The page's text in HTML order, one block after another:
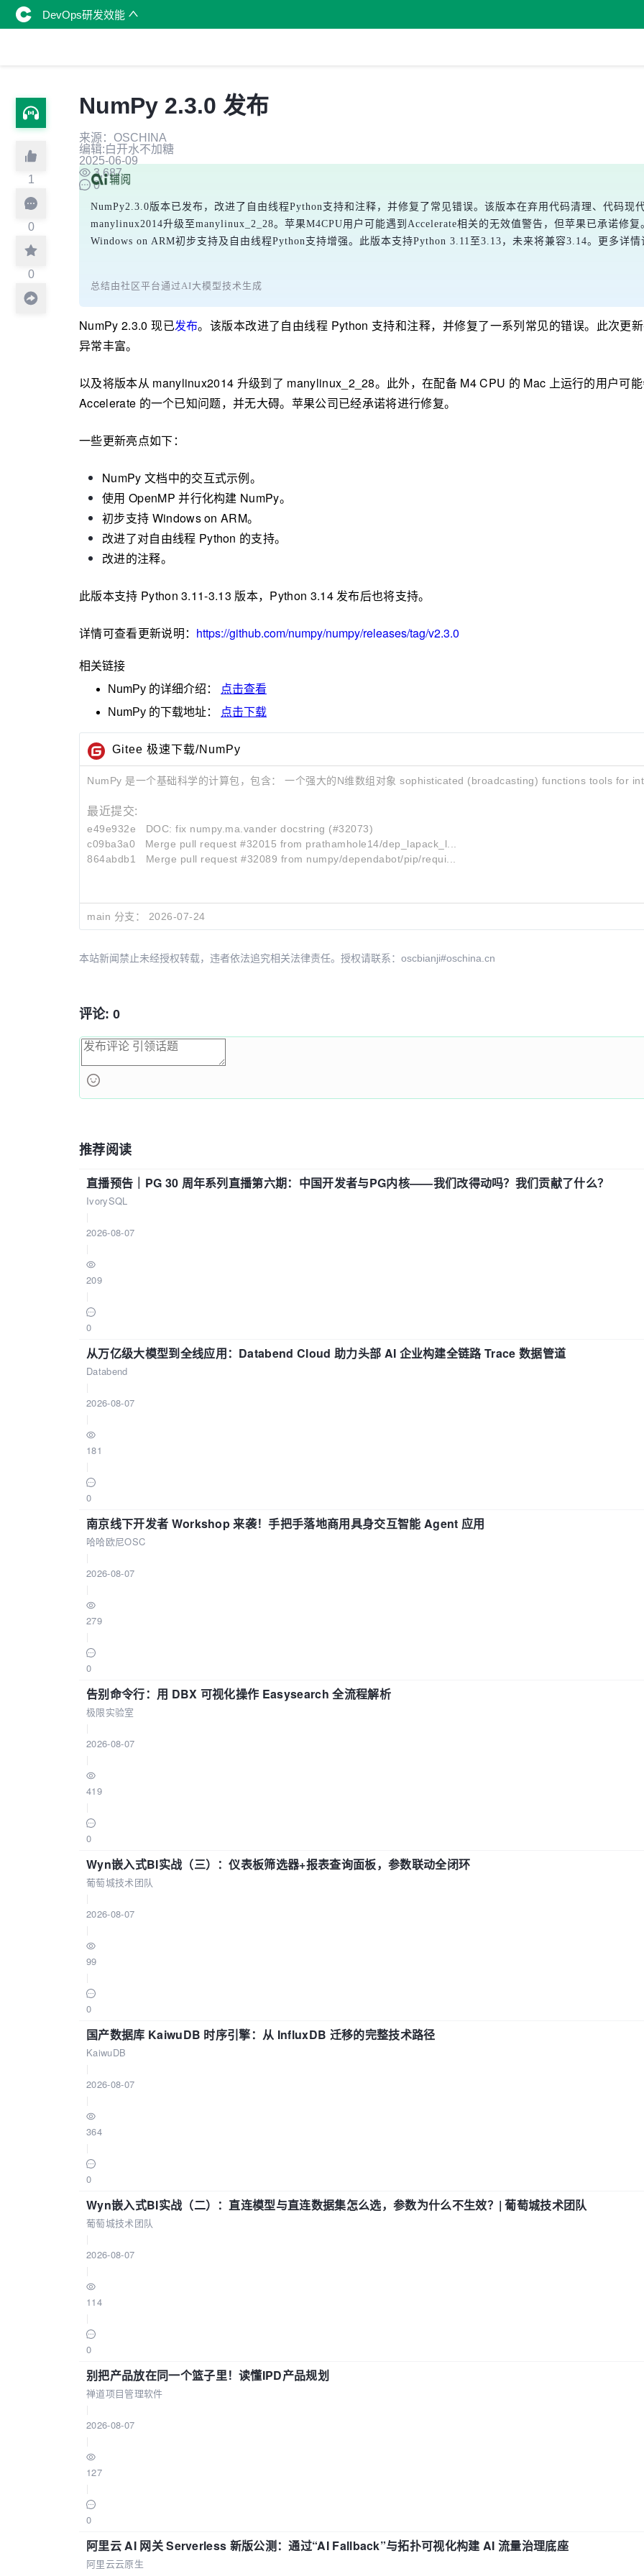
DevOps研发效能
1
0
0
NumPy 2.3.0 发布
来源：OSCHINA
编辑:白开水不加糖
2025-06-09
3,687
0
NumPy2.3.0版本已发布，改进了自由线程Python支持和注释，并修复了常见错误。该版本在弃用代码清理、代码现
manylinux2014升级至manylinux_2_28。苹果M4CPU用户可能遇到Accelerate相关的无效值警告，但苹果已承诺修
Windows on ARM初步支持及自由线程Python支持增强。此版本支持Python 3.11至3.13，未来将兼容3.14。更多详情
总结由社区平台通过AI大模型技术生成
NumPy 2.3.0 现已发布。该版本改进了自由线程 Python 支持和注释，并修复了一系列常见的错误。此次更
异常丰富。
以及将版本从 manylinux2014 升级到了 manylinux_2_28。此外，在配备 M4 CPU 的 Mac 上运行的用户可
Accelerate 的一个已知问题，并无大碍。苹果公司已经承诺将进行修复。
一些更新亮点如下：
NumPy 文档中的交互式示例。
使用 OpenMP 并行化构建 NumPy。
初步支持 Windows on ARM。
改进了对自由线程 Python 的支持。
改进的注释。
此版本支持 Python 3.11-3.13 版本，Python 3.14 发布后也将支持。
详情可查看更新说明： https://github.com/numpy/numpy/releases/tag/v2.3.0
相关链接
NumPy 的详细介绍：
点击查看
NumPy 的下载地址： 点击下载
Gitee 极速下载/NumPy
NumPy 是一个基础科学的计算包，包含： 一个强大的N维数组对象 sophisticated (broadcasting) functions tools for
最近提交:
e49e932e DOC: fix numpy.ma.vander docstring (#32073)
c09ba3a0
Merge pull request #32015 from prathamhole14/dep_lapack_l...
864abdb1
Merge pull request #32089 from numpy/dependabot/pip/requi...
main 分支： 2026-07-24
本站新闻禁止未经授权转载，违者依法追究相关法律责任。授权请联系：oscbianji#oschina.cn
评论: 0
推荐阅读
直播预告｜PG 30 周年系列直播第六期：中国开发者与PG内核——我们改得动吗？我们贡献了什么？
IvorySQL
2026-08-07
209
0
从万亿级大模型到全线应用：Databend Cloud 助力头部 AI 企业构建全链路 Trace 数据管道
Databend
2026-08-07
181
0
南京线下开发者 Workshop 来袭！手把手落地商用具身交互智能 Agent 应用
哈哈欧尼OSC
2026-08-07
279
0
告别命令行：用 DBX 可视化操作 Easysearch 全流程解析
极限实验室
2026-08-07
419
0
Wyn嵌入式BI实战（三）：仪表板筛选器+报表查询面板，参数联动全闭环
葡萄城技术团队
2026-08-07
99
0
国产数据库 KaiwuDB 时序引擎：从 InfluxDB 迁移的完整技术路径
KaiwuDB
2026-08-07
364
0
Wyn嵌入式BI实战（二）：直连模型与直连数据集怎么选，参数为什么不生效？| 葡萄城技术团队
葡萄城技术团队
2026-08-07
114
0
别把产品放在同一个篮子里！读懂IPD产品规划
禅道项目管理软件
2026-08-07
127
0
阿里云 AI 网关 Serverless 新版公测：通过“AI Fallback”与拓扑可视化构建 AI 流量治理底座
阿里云云原生